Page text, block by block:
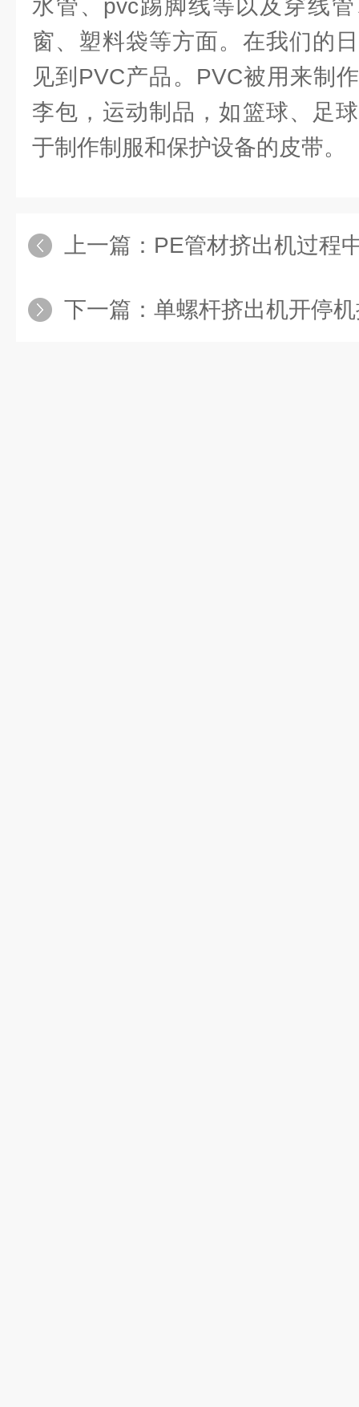
水管、pvc踢脚线等以及穿线
窗、塑料袋等方面。在我们的
见到PVC产品。PVC被用来制
李包，运动制品，如篮球、足
于制作制服和保护设备的皮带。
上一篇： PE管材挤出机过程
下一篇： 单螺杆挤出机开停